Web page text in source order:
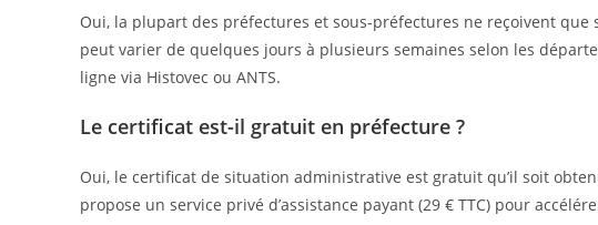
Oui, la plupart des préfectures et sous-préfectures ne reçoivent que
peut varier de quelques jours à plusieurs semaines selon les
ligne via Histovec ou ANTS.
Le certificat est-il gratuit en préfecture ?
Oui, le certificat de situation administrative est gratuit qu’il soit
propose un service privé d’assistance payant (29 € TTC) pour